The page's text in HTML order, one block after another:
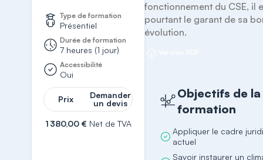
Type de formation
Présentiel
Durée de formation
7 heures (1 jour)
Accessibilité
Oui
Prix
Demander
un devis
1 380,00 € Net de TVA
fonctionnement du CSE, il
pourtant le garant de sa
évolution.
Objectifs de la
formation
Appliquer le cadre
actuel
Savoir instaurer un